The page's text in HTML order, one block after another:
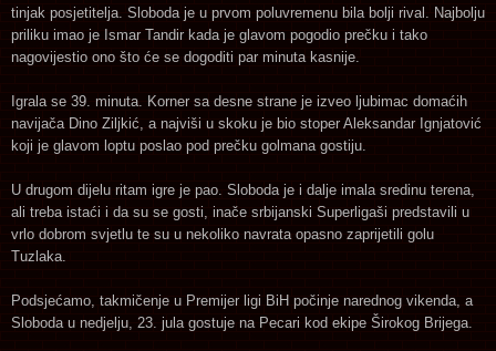
tinjak posjetitelja. Sloboda je u prvom poluvremenu bila bolji rival. Najbolju
priliku imao je Ismar Tandir kada je glavom pogodio prečku i tako
nagovijestio ono što će se dogoditi par minuta kasnije.
Igrala se 39. minuta. Korner sa desne strane je izveo ljubimac domaćih
navijača Dino Ziljkić, a najviši u skoku je bio stoper Aleksandar Ignjatović
koji je glavom loptu poslao pod prečku golmana gostiju.
U drugom dijelu ritam igre je pao. Sloboda je i dalje imala sredinu terena,
ali treba istaći i da su se gosti, inače srbijanski Superligaši predstavili u
vrlo dobrom svjetlu te su u nekoliko navrata opasno zaprijetili golu
Tuzlaka.
Podsjećamo, takmičenje u Premijer ligi BiH počinje narednog vikenda, a
Sloboda u nedjelju, 23. jula gostuje na Pecari kod ekipe Širokog Brijega.